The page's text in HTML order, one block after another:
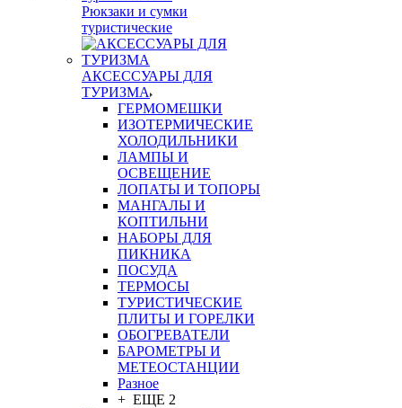
Рюкзаки и сумки
туристические
АКСЕССУАРЫ ДЛЯ
ТУРИЗМА
ГЕРМОМЕШКИ
ИЗОТЕРМИЧЕСКИЕ
ХОЛОДИЛЬНИКИ
ЛАМПЫ И
ОСВЕЩЕНИЕ
ЛОПАТЫ И ТОПОРЫ
МАНГАЛЫ И
КОПТИЛЬНИ
НАБОРЫ ДЛЯ
ПИКНИКА
ПОСУДА
ТЕРМОСЫ
ТУРИСТИЧЕСКИЕ
ПЛИТЫ И ГОРЕЛКИ
ОБОГРЕВАТЕЛИ
БАРОМЕТРЫ И
МЕТЕОСТАНЦИИ
Разное
+ ЕЩЕ 2